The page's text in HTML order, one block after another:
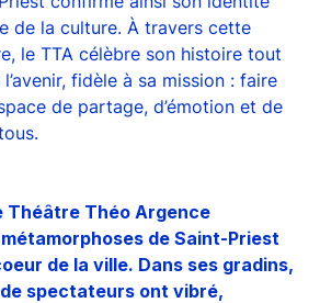
de la culture. À travers cette
le TTA célèbre son histoire tout
fidèle à sa mission : faire
de partage, d’émotion et de
Théâtre Théo Argence
de Saint-Priest
de la ville. Dans ses gradins,
spectateurs ont vibré,